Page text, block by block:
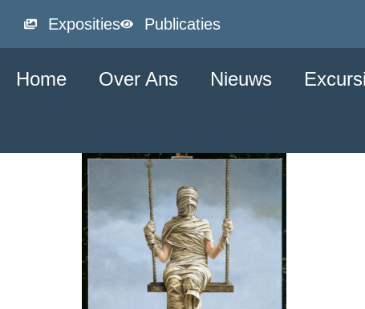
Exposities Publicaties
Home Over Ans Nieuws